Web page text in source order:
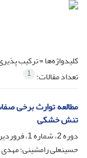
کلیدواژه‌ها =ترکیب
تعداد مقالات: 1
مطالعه توارث برخی
تنش خشکی
دوره 2، شماره 1، فروردین 1391، صفحه
حسینعلی رامشینی؛